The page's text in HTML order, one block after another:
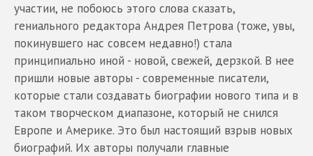
участии, не побоюсь этого слова сказать,
гениального редактора Андрея Петрова (тоже, увы,
покинувшего нас совсем недавно!) стала
принципиально иной - новой, свежей, дерзкой. В нее
пришли новые авторы - современные писатели,
которые стали создавать биографии нового типа и в
таком творческом диапазоне, который не снился
Европе и Америке. Это был настоящий взрыв новых
биографий. Их авторы получали главные